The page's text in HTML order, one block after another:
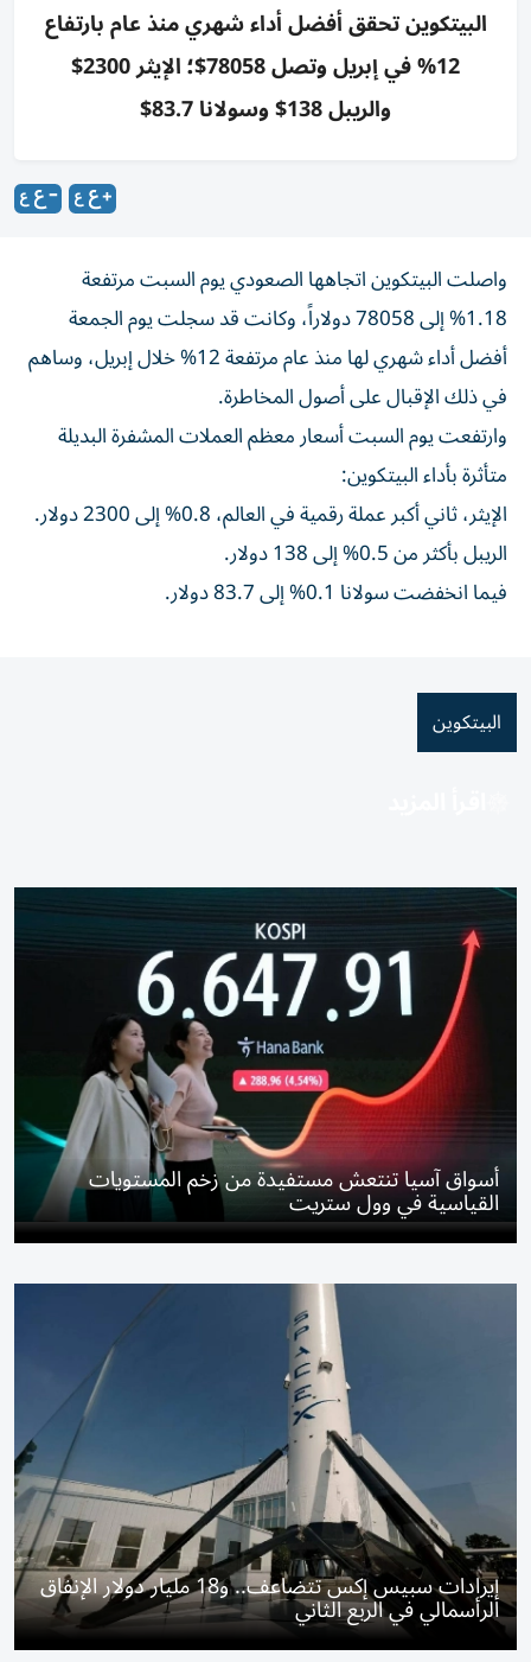
البيتكوين تحقق أفضل أداء شهري منذ عام بارتفاع
12% في إبريل وتصل 78058$؛ الإيثر 2300$
والريبل 138$ وسولانا 83.7$
واصلت البيتكوين اتجاهها الصعودي يوم السبت مرتفعة
1.18% إلى 78058 دولاراً، وكانت قد سجلت يوم الجمعة
أفضل أداء شهري لها منذ عام مرتفعة 12% خلال إبريل، وساهم
في ذلك الإقبال على أصول المخاطرة.
وارتفعت يوم السبت أسعار معظم العملات المشفرة البديلة
متأثرة بأداء البيتكوين:
الإيثر، ثاني أكبر عملة رقمية في العالم، 0.8% إلى 2300 دولار.
الريبل بأكثر من 0.5% إلى 138 دولار.
فيما انخفضت سولانا 0.1% إلى 83.7 دولار.
البيتكوين
أسواق آسيا تنتعش مستفيدة من زخم المستويات
القياسية في وول ستريت
إيرادات سبيس إكس تتضاعف.. و18 مليار دولار الإنفاق
الرأسمالي في الربع الثاني